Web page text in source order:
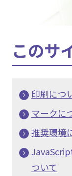
このサ
印刷につ
マークに
推奨環境
ついて